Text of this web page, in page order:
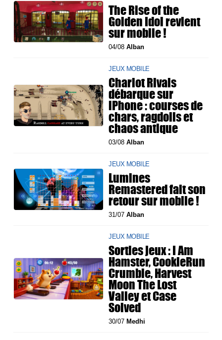
The Rise of the
Golden Idol revient
sur mobile !
04/08Alban
JEUX MOBILE
Chariot Rivals
débarque sur
iPhone : courses de
chars, ragdolls et
chaos antique
03/08Alban
JEUX MOBILE
Lumines
Remastered fait son
retour sur mobile !
31/07Alban
JEUX MOBILE
Sorties jeux : I Am
Hamster, CookieRun
Crumble, Harvest
Moon The Lost
Valley et Case
Solved
30/07 Medhi